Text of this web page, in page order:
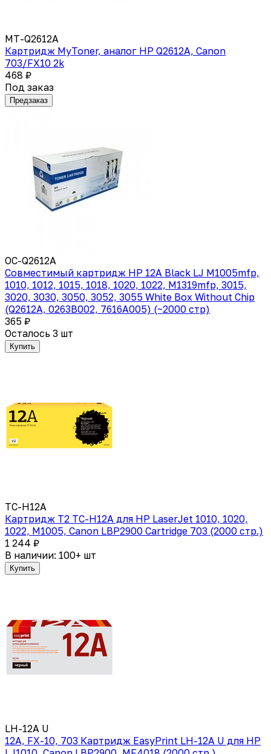
MT-Q2612A
Картридж MyToner, аналог HP Q2612A, Canon
703/FX10 2k
468 ₽
Под заказ
Предзаказ
OC-Q2612A
Совместимый картридж HP 12A Black LJ M1005mfp,
1010, 1012, 1015, 1018, 1020, 1022, M1319mfp, 3015,
3020, 3030, 3050, 3052, 3055 White Box Without Chip
(Q2612A, 0263B002, 7616A005) (~2000 стр)
365 ₽
Осталось 3 шт
Купить
TC-H12A
Картридж T2 TC-H12A для HP LaserJet 1010, 1020,
1022, M1005, Canon LBP2900 Cartridge 703 (2000 стр.)
1 244 ₽
В наличии: 100+ шт
Купить
LH-12A U
12A, FX-10, 703 Картридж EasyPrint LH-12A U для HP